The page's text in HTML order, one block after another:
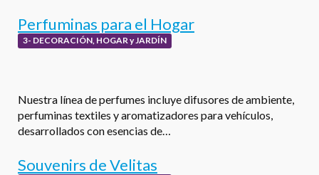
Perfuminas para el Hogar
3- DECORACIÓN, HOGAR y JARDÍN
Nuestra línea de perfumes incluye difusores de ambiente,
perfuminas textiles y aromatizadores para vehículos,
desarrollados con esencias de…
Souvenirs de Velitas